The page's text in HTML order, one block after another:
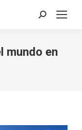
Search:
mundo en